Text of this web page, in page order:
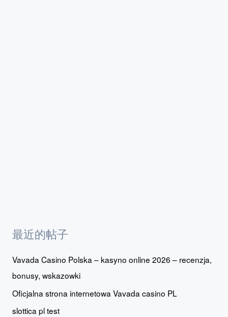
最近的帖子
Vavada Casino Polska – kasyno online 2026 – recenzja,
bonusy, wskazowki
Oficjalna strona internetowa Vavada casino PL
slottica pl test